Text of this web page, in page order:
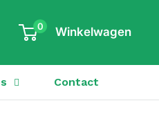
0 Winkelwagen
Contact